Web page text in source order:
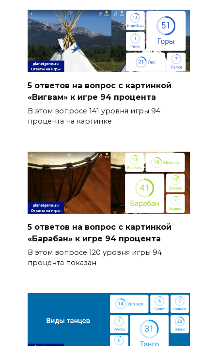
5 ответов на вопрос с картинкой
«Вигвам» к игре 94 процента
В этом вопросе 141 уровня игры 94
процента на картинке
5 ответов на вопрос с картинкой
«Барабан» к игре 94 процента
В этом вопросе 120 уровня игры 94
процента показан